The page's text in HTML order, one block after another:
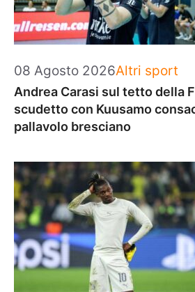
08 Agosto 2026Categorie
Altri sport
Andrea Carasi sul tetto della
scudetto con Kuusamo
pallavolo bresciano